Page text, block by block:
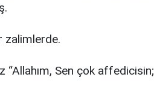
zalimlerde.
Sen çok affedicisin;